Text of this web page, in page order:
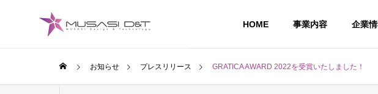
HOME 事業内容 企業
お知らせ プレスリリース GRATICA AWARD 2022を受賞いたしました！